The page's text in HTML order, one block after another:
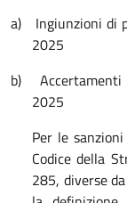
a)
Ingiunzioni di
2025
b)
2025
Per le
Codice della
285, diverse